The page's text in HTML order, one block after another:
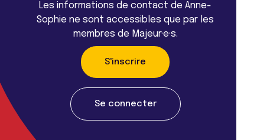
Les informations de contact de Anne-
Sophie ne sont accessibles que par les
membres de Majeur·e·s.
S'inscrire
Se connecter